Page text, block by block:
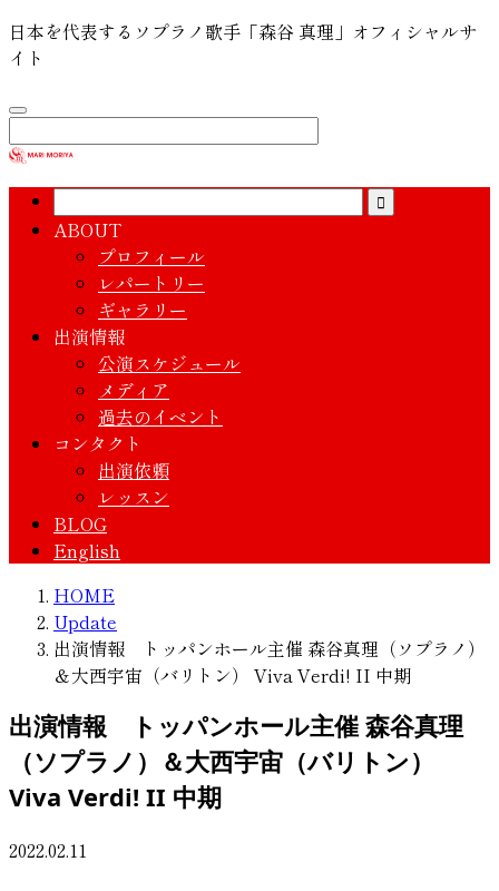
日本を代表するソプラノ歌手「森谷 真理」オフィシャルサ
イト
ABOUT
プロフィール
レパートリー
ギャラリー
出演情報
公演スケジュール
メディア
過去のイベント
コンタクト
出演依頼
レッスン
BLOG
English
HOME
Update
出演情報 トッパンホール主催 森谷真理（ソプラノ）
＆大西宇宙（バリトン） Viva Verdi! II 中期
出演情報 トッパンホール主催 森谷真理
（ソプラノ）＆大西宇宙（バリトン）
Viva Verdi! II 中期
2022.02.11